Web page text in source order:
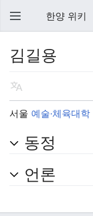
한양 위키
김길용
서울 예술·체육대학
동정
언론